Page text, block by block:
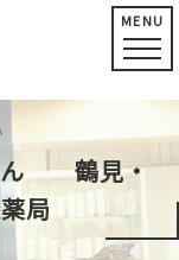
MENU
ん 鶴見・
局